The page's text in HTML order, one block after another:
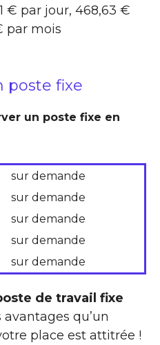
€ par jour, 468,63 €
par mois
poste fixe
un poste fixe en
sur demande
sur demande
sur demande
sur demande
sur demande
de travail fixe
qu’un
place est attitrée !